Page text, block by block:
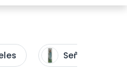
Señuelos